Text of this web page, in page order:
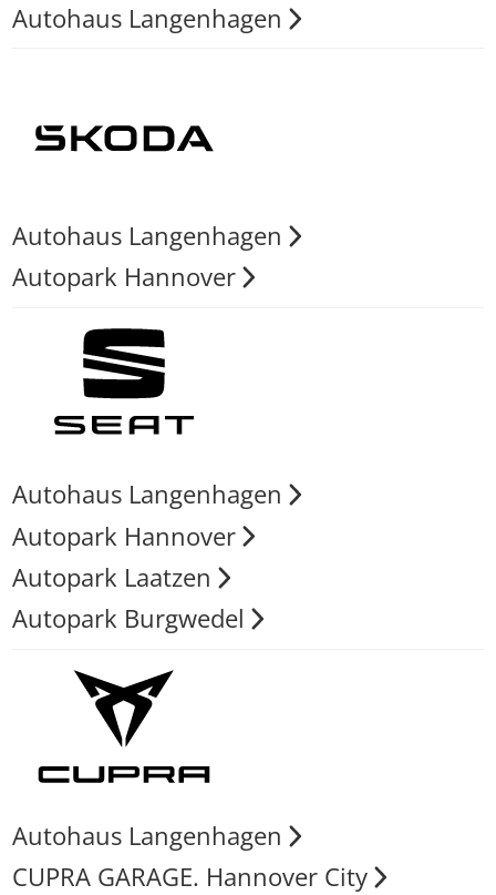
Autohaus Langenhagen
Autohaus Langenhagen
Autopark Hannover
Autohaus Langenhagen
Autopark Hannover
Autopark Laatzen
Autopark Burgwedel
Autohaus Langenhagen
CUPRA GARAGE. Hannover City